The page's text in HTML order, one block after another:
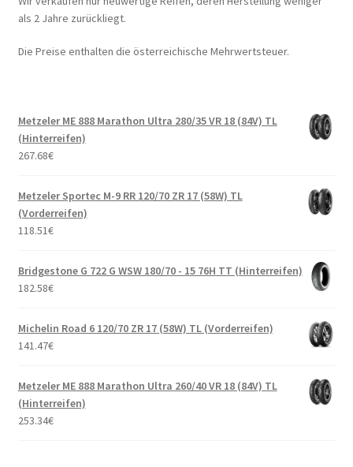
als 2 Jahre zurückliegt.
Die Preise enthalten die österreichische Mehrwertsteuer.
Metzeler ME 888 Marathon Ultra 280/35 VR 18 (84V) TL
(Hinterreifen)
267.68€
Metzeler Sportec M-9 RR 120/70 ZR 17 (58W) TL
(Vorderreifen)
118.51€
Bridgestone G 722 G WSW 180/70 - 15 76H TT (Hinterreifen)
182.58€
Michelin Road 6 120/70 ZR 17 (58W) TL (Vorderreifen)
141.47€
Metzeler ME 888 Marathon Ultra 260/40 VR 18 (84V) TL
(Hinterreifen)
253.34€